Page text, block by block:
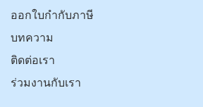
ออกใบกำกับภาษี
บทความ
ติดต่อเรา
ร่วมงานกับเรา